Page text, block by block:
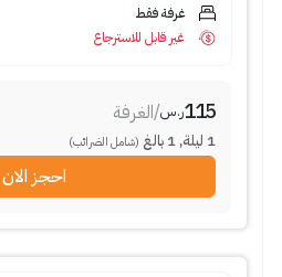
غرفة فقط
غير قابل للاسترجاع
115ر.س/الغرفة
1 ليلة,
1 بالغ (شامل الضرائب)
احجز الان